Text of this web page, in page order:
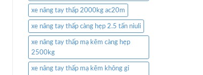
xe nâng tay thấp 2000kg ac20m
xe nâng tay thấp càng hẹp 2.5 tấn niuli
xe nâng tay thấp mạ kẽm càng hẹp
2500kg
xe nâng tay thấp mạ kẽm không gỉ